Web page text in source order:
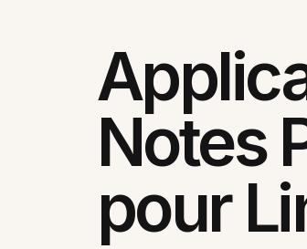
Notes
pour